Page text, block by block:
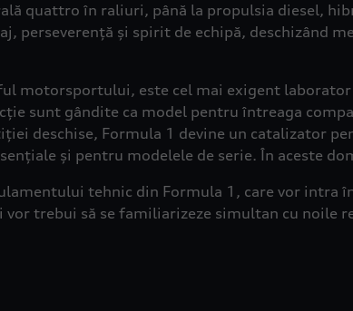
quattro în raliuri, până la propulsia diesel,
perseverență și spirit de echipă, deschizând
motorsportului, este cel mai exigent
sunt gândite ca model pentru întreaga
deschise, Formula 1 devine un catalizator
și pentru modelele de serie. În aceste
tehnic din Formula 1, care vor
trebui să se familiarizeze simultan cu noile